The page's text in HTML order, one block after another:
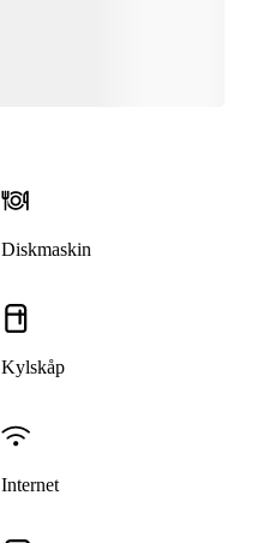
Diskmaskin
Kylskåp
Internet